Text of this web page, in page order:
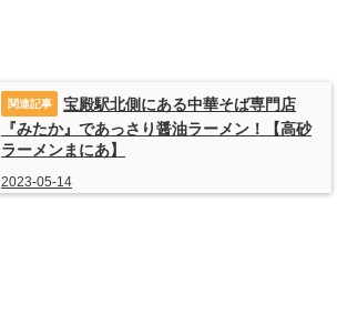
宝殿駅北側にある中華そば専門店
『みたか』であっさり醤油ラーメン！【高砂
ラーメンまにあ】
2023-05-14